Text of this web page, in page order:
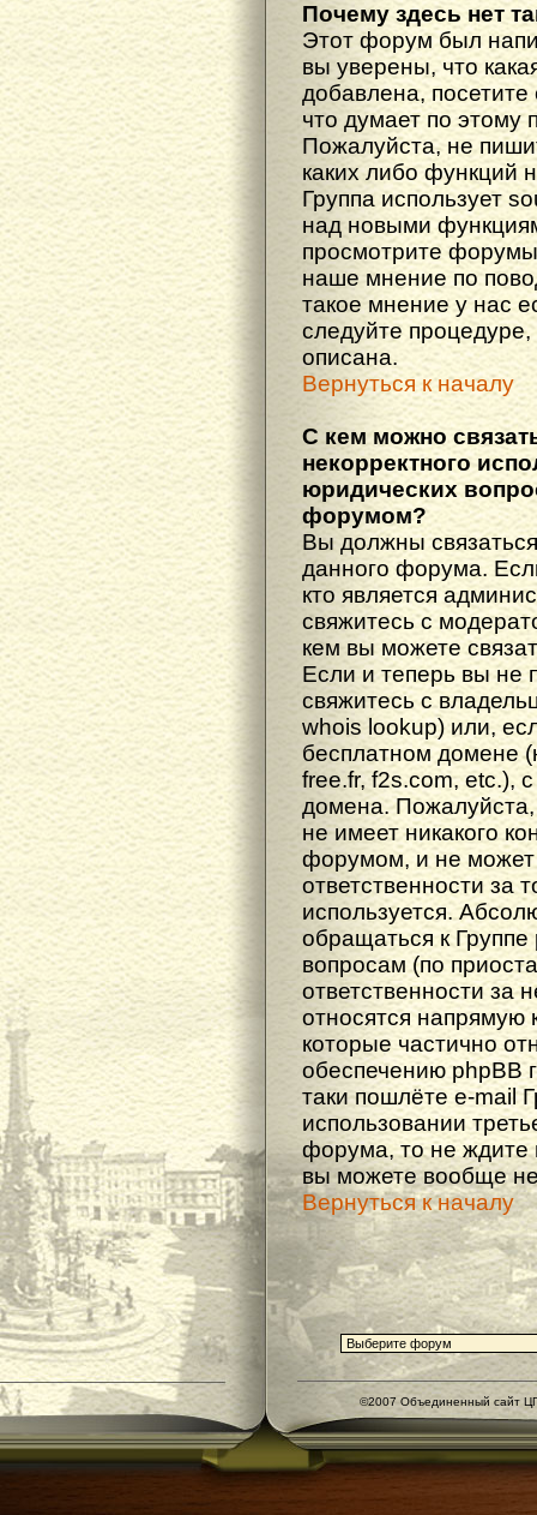
Почему здесь нет
Этот форум был
вы уверены, что
добавлена,
что думает по этому
Пожалуйста, не
каких либо функций
Группа использует
над новыми
просмотрите
наше мнение по
такое мнение у нас
следуйте процедуре,
описана.
Вернуться к началу
С кем можно
некорректного
юридических
форумом?
Вы должны
данного форума.
кто является
свяжитесь с
кем вы можете
Если и теперь вы не
свяжитесь с
whois lookup) или,
бесплатном домене
free.fr, f2s.com, etc.),
домена. Пожалуйста,
не имеет никакого
форумом, и не может
ответственности за
используется.
обращаться к
вопросам (по
ответственности за
относятся напрямую
которые частично
обеспечению phpBB
таки пошлёте e-mail
использовании
форума, то не ждите
вы можете вообще не
Вернуться к началу
©2007 Объединенный сайт